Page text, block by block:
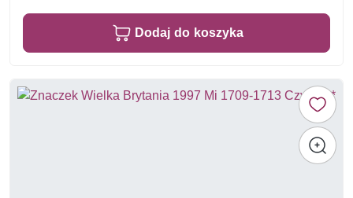
Dodaj do koszyka